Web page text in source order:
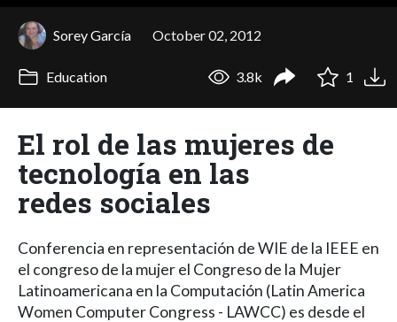
Sorey García October 02, 2012
Education 3.8k 1
El rol de las mujeres de
tecnología en las
redes sociales
Conferencia en representación de WIE de la IEEE en
el congreso de la mujer el Congreso de la Mujer
Latinoamericana en la Computación (Latin America
Women Computer Congress - LAWCC) es desde el